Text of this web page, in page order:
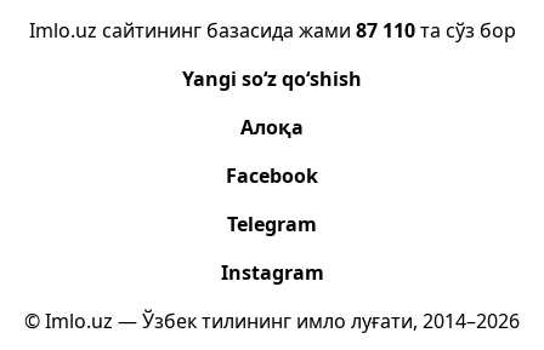
Imlo.uz сайтининг базасида жами 87 110та сўз бор
Yangi so‘z qo‘shish
Алоқа
Facebook
Telegram
Instagram
© Imlo.uz — Ўзбек тилининг имло луғати, 2014–2026